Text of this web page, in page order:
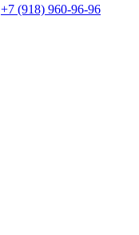
+7 (918) 960-96-96